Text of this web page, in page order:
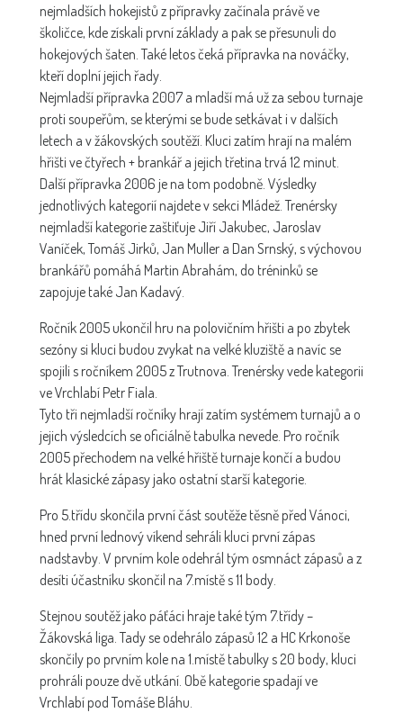
nejmladších hokejistů z přípravky začínala právě ve
školičce, kde získali první základy a pak se přesunuli do
hokejových šaten. Také letos čeká přípravka na nováčky,
kteří doplní jejich řady.
Nejmladší přípravka 2007 a mladší má už za sebou turnaje
proti soupeřům, se kterými se bude setkávat i v dalších
letech a v žákovských soutěží. Kluci zatím hrají na malém
hřišti ve čtyřech + brankář a jejich třetina trvá 12 minut.
Další přípravka 2006 je na tom podobně. Výsledky
jednotlivých kategorií najdete v sekci Mládež. Trenérsky
nejmladší kategorie zaštiťuje Jiří Jakubec, Jaroslav
Vaníček, Tomáš Jirků, Jan Muller a Dan Srnský, s výchovou
brankářů pomáhá Martin Abrahám, do tréninků se
zapojuje také Jan Kadavý.
Ročník 2005 ukončil hru na polovičním hřišti a po zbytek
sezóny si kluci budou zvykat na velké kluziště a navíc se
spojili s ročníkem 2005 z Trutnova. Trenérsky vede kategorii
ve Vrchlabí Petr Fiala.
Tyto tři nejmladší ročníky hrají zatím systémem turnajů a o
jejich výsledcích se oficiálně tabulka nevede. Pro ročník
2005 přechodem na velké hřiště turnaje končí a budou
hrát klasické zápasy jako ostatní starší kategorie.
Pro 5.třídu skončila první část soutěže těsně před Vánoci,
hned první lednový víkend sehráli kluci první zápas
nadstavby. V prvním kole odehrál tým osmnáct zápasů a z
desíti účastníku skončil na 7.místě s 11 body.
Stejnou soutěž jako páťáci hraje také tým 7.třídy –
Žákovská liga. Tady se odehrálo zápasů 12 a HC Krkonoše
skončily po prvním kole na 1.místě tabulky s 20 body, kluci
prohráli pouze dvě utkání. Obě kategorie spadají ve
Vrchlabí pod Tomáše Bláhu.